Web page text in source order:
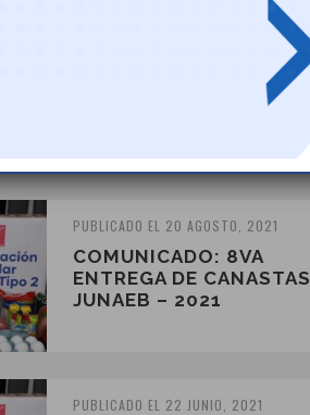
COMUNICADO: 10MA.
ENTREGA DE CANASTAS
PUBLICADO EL 20 AGOSTO, 2021
COMUNICADO: 8VA
ENTREGA DE CANASTAS
JUNAEB – 2021
PUBLICADO EL 22 JUNIO, 2021